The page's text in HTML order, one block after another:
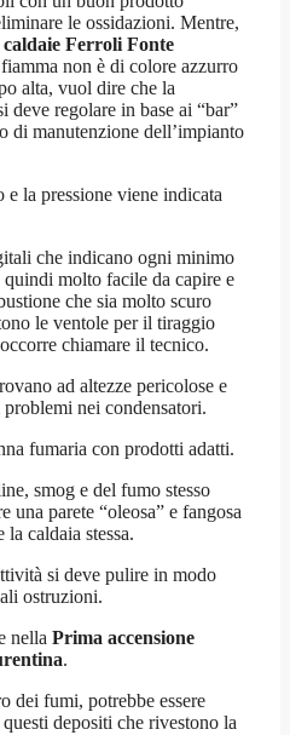
le ossidazioni. Mentre,
caldaie Ferroli Fonte
non è di colore azzurro
alta, vuol dire che la
deve regolare in base ai “bar”
di manutenzione dell’impianto
la pressione viene indicata
che indicano ogni minimo
molto facile da capire e
che sia molto scuro
le ventole per il tiraggio
chiamare il tecnico.
ad altezze pericolose e
nei condensatori.
fumaria con prodotti adatti.
smog e del fumo stesso
una parete “oleosa” e fangosa
caldaia stessa.
si deve pulire in modo
ostruzioni.
nella Prima accensione
.
dei fumi, potrebbe essere
depositi che rivestono la